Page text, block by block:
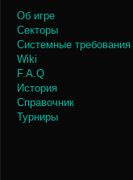
Об игре
Секторы
Системные требования
Wiki
F.A.Q
История
Справочник
Турниры